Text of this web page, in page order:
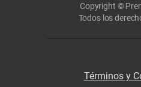
Copyright ©
Todos los
Términos y